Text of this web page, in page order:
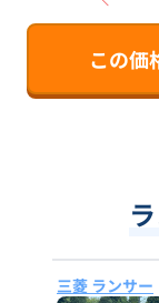
この価
三菱 ランサー